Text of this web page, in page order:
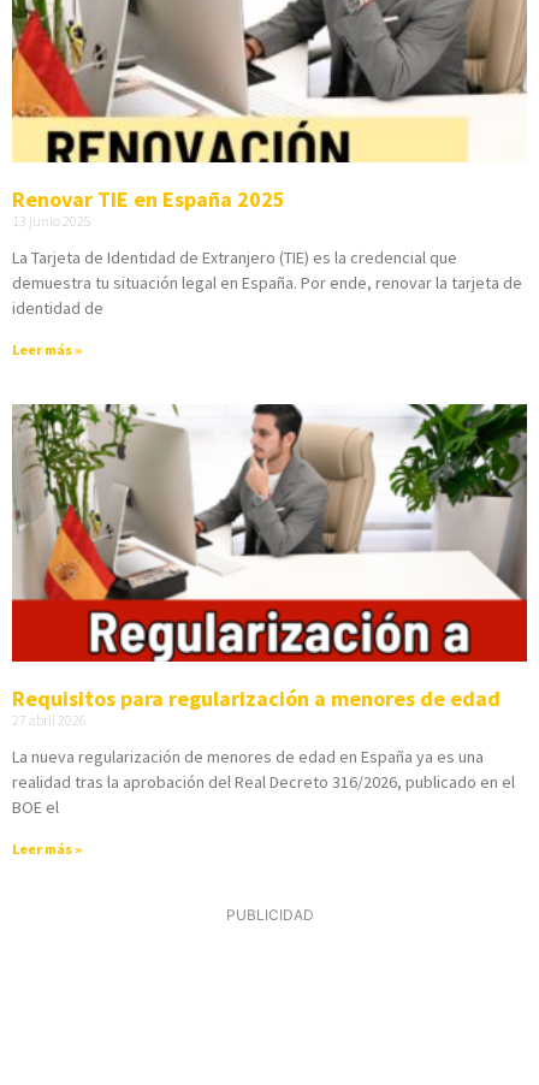
Renovar TIE en España 2025
13 junio 2025
La Tarjeta de Identidad de Extranjero (TIE) es la credencial que
demuestra tu situación legal en España. Por ende, renovar la tarjeta de
identidad de
Leer más »
Requisitos para regularización a menores de edad
27 abril 2026
La nueva regularización de menores de edad en España ya es una
realidad tras la aprobación del Real Decreto 316/2026, publicado en el
BOE el
Leer más »
PUBLICIDAD